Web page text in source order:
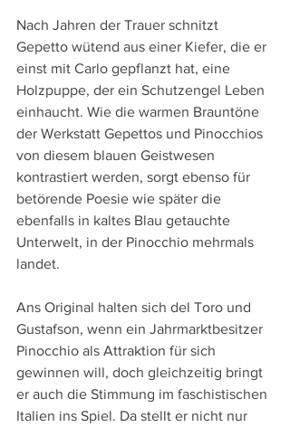
Nach Jahren der Trauer schnitzt
Gepetto wütend aus einer Kiefer, die er
einst mit Carlo gepflanzt hat, eine
Holzpuppe, der ein Schutzengel Leben
einhaucht. Wie die warmen Brauntöne
der Werkstatt Gepettos und Pinocchios
von diesem blauen Geistwesen
kontrastiert werden, sorgt ebenso für
betörende Poesie wie später die
ebenfalls in kaltes Blau getauchte
Unterwelt, in der Pinocchio mehrmals
landet.
Ans Original halten sich del Toro und
Gustafson, wenn ein Jahrmarktbesitzer
Pinocchio als Attraktion für sich
gewinnen will, doch gleichzeitig bringt
er auch die Stimmung im faschistischen
Italien ins Spiel. Da stellt er nicht nur